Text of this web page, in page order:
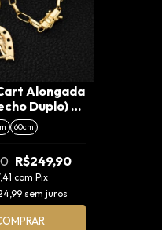
Alongada
Duplo) +
(M)
60cm
R$249,90
com Pix
sem juros